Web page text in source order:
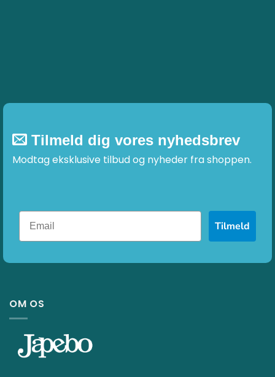
Tilmeld dig vores nyhedsbrev
Modtag eksklusive tilbud og nyheder fra shoppen.
Tilmeld
OM OS